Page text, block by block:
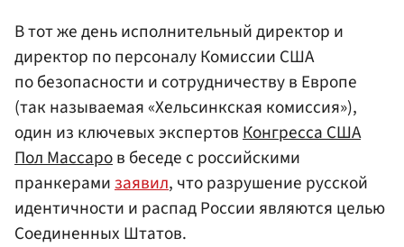
В тот же день исполнительный директор и
директор по персоналу Комиссии США
по безопасности и сотрудничеству в Европе
(так называемая «Хельсинкская комиссия»),
один из ключевых экспертовКонгресса США
Пол Массаров беседе с российскими
пранкерамизаявил, что разрушение русской
идентичности и распад России являются целью
Соединенных Штатов.